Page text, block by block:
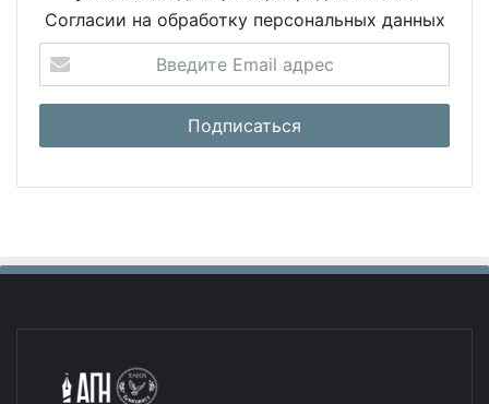
Согласии на обработку персональных данных